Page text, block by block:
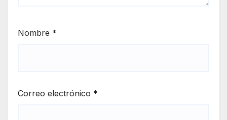
Nombre *
Correo electrónico *